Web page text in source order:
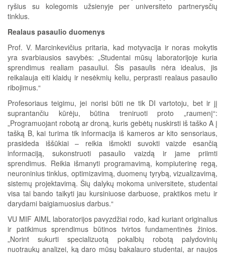
ryšius su kolegomis užsienyje per universiteto partnerysčių
tinklus.
Realaus pasaulio duomenys
Prof. V. Marcinkevičius pritaria, kad motyvacija ir noras mokytis
yra svarbiausios savybės: „Studentai mūsų laboratorijoje kuria
sprendimus realiam pasauliui. Šis pasaulis nėra idealus, jis
reikalauja eiti klaidų ir nesėkmių keliu, perprasti realaus pasaulio
ribojimus.“
Profesoriaus teigimu, jei norisi būti ne tik DI vartotoju, bet ir jį
suprantančiu kūrėju, būtina treniruoti proto „raumenį“:
„Programuojant robotą ar droną, kuris gebėtų nuskirsti iš taško A į
tašką B, kai turima tik informacija iš kameros ar kito sensoriaus,
prasideda iššūkiai – reikia išmokti suvokti vaizde esančią
informaciją, sukonstruoti pasaulio vaizdą ir jame priimti
sprendimus. Reikia išmanyti programavimą, kompiuterinę regą,
neuroninius tinklus, optimizavimą, duomenų tyrybą, vizualizavimą,
sistemų projektavimą. Šių dalykų mokoma universitete, studentai
visa tai bando taikyti jau kursiniuose darbuose, praktikos metu ir
darydami baigiamuosius darbus.“
VU MIF AIML laboratorijos pavyzdžiai rodo, kad kuriant originalius
ir patikimus sprendimus būtinos tvirtos fundamentinės žinios.
„Norint sukurti specializuotą pokalbių robotą palydovinių
nuotraukų analizei, ką daro mūsų bakalauro studentai, ar naujos